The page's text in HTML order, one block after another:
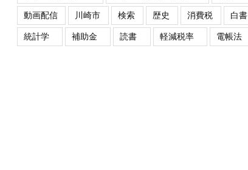
動画配信 川崎市 検索 歴史 消費税 白書
統計学 補助金 読書 軽減税率 電帳法